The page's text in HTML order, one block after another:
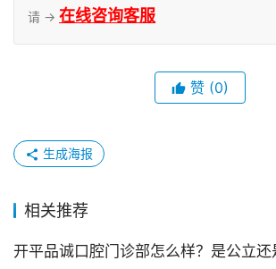
请 → 在线咨询客服
赞 (0)
生成海报
相关推荐
开平品诚口腔门诊部怎么样？是公立还